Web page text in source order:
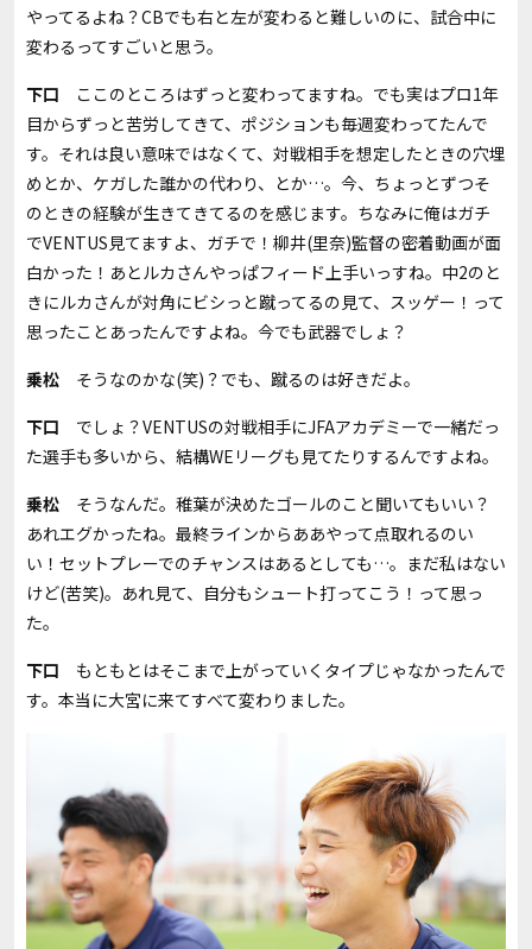
やってるよね？CBでも右と左が変わると難しいのに、試合中に
変わるってすごいと思う。
下口 ここのところはずっと変わってますね。でも実はプロ1年
目からずっと苦労してきて、ポジションも毎週変わってたんで
す。それは良い意味ではなくて、対戦相手を想定したときの穴埋
めとか、ケガした誰かの代わり、とか…。今、ちょっとずつそ
のときの経験が生きてきてるのを感じます。ちなみに俺はガチ
でVENTUS 見てますよ、ガチで！柳井(里奈)監督の密着動画が面
白かった！あとルカさんやっぱフィード上手いっすね。中2のと
きにルカさんが対角にビシっと蹴ってるの見て、スッゲー！って
思ったことあったんですよね。今でも武器でしょ？
乗松 そうなのかな(笑)？ でも、蹴るのは好きだよ。
下口 でしょ？VENTUSの対戦相手にJFAアカデミーで一緒だっ
た選手も多いから、結構WE リーグも見てたりするんですよね。
乗松 そうなんだ。稚葉が決めたゴールのこと聞いてもいい？
あれエグかったね。最終ラインからああやって点取れるのい
い！セットプレーでのチャンスはあるとしても…。まだ私はない
けど(苦笑)。あれ見て、自分もシュート打ってこう！って思っ
た。
下口 もともとはそこまで上がっていくタイプじゃなかったんで
す。本当に大宮に来てすべて変わりました。